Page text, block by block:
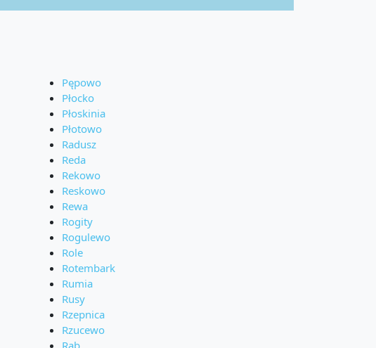
Pępowo
Płocko
Płoskinia
Płotowo
Radusz
Reda
Rekowo
Reskowo
Rewa
Rogity
Rogulewo
Role
Rotembark
Rumia
Rusy
Rzepnica
Rzucewo